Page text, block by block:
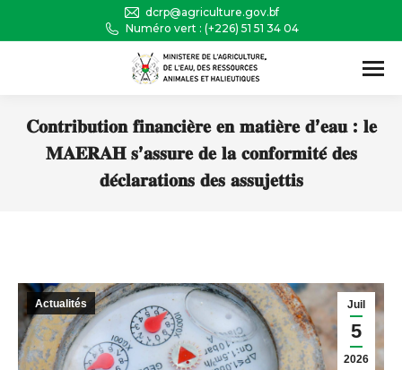
dcrp@agriculture.gov.bf
Numéro vert : (+226) 51 51 34 04
𝐂𝐨𝐧𝐭𝐫𝐢𝐛𝐮𝐭𝐢𝐨𝐧 𝐟𝐢𝐧𝐚𝐧𝐜𝐢𝐞̀𝐫𝐞 𝐞𝐧 𝐦𝐚𝐭𝐢𝐞̀𝐫𝐞 𝐝’𝐞𝐚𝐮 : 𝐥𝐞
𝐌𝐀𝐄𝐑𝐀𝐇 𝐬’𝐚𝐬𝐬𝐮𝐫𝐞 𝐝𝐞 𝐥𝐚 𝐜𝐨𝐧𝐟𝐨𝐫𝐦𝐢𝐭𝐞́ 𝐝𝐞𝐬
𝐝𝐞́𝐜𝐥𝐚𝐫𝐚𝐭𝐢𝐨𝐧𝐬 𝐝𝐞𝐬 𝐚𝐬𝐬𝐮𝐣𝐞𝐭𝐭𝐢𝐬
Juil
5
2026
Actualités